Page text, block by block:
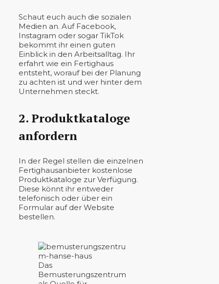
Schaut euch auch die sozialen
Medien an. Auf Facebook,
Instagram oder sogar TikTok
bekommt ihr einen guten
Einblick in den Arbeitsalltag. Ihr
erfahrt wie ein Fertighaus
entsteht, worauf bei der Planung
zu achten ist und wer hinter dem
Unternehmen steckt.
2. Produktkataloge
anfordern
In der Regel stellen die einzelnen
Fertighausanbieter kostenlose
Produktkataloge zur Verfügung.
Diese könnt ihr entweder
telefonisch oder über ein
Formular auf der Website
bestellen.
Das
Bemusterungszentrum